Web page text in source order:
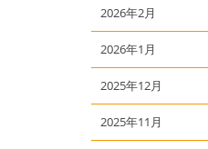
2026年2月
2026年1月
2025年12月
2025年11月